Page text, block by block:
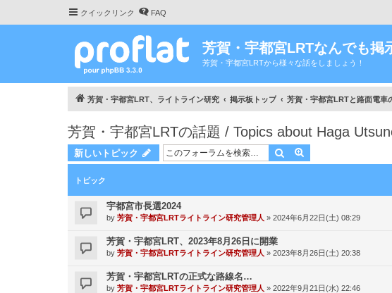
クイックリンク FAQ
芳賀・宇都宮LRTなんでも掲
芳賀・宇都宮LRTから様々な話をしましょう！
芳賀・宇都宮LRT、ライトライン研究 掲示板トップ 芳賀・宇都宮LRTと路面電
芳賀・宇都宮LRTの話題 / Topics about Haga
新しいトピック 検索
トピック
宇都宮市長選2024
by 芳賀・宇都宮LRTライトライン研究管理人 » 2024年6月22日(土) 08:29
芳賀・宇都宮LRT、2023年8月26日に開業
by 芳賀・宇都宮LRTライトライン研究管理人 » 2023年8月26日(土) 20:38
芳賀・宇都宮LRTの正式な路線名…
by 芳賀・宇都宮LRTライトライン研究管理人 » 2022年9月21日(水) 22:46